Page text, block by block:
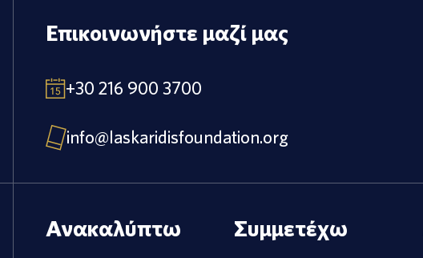
Επικοινωνήστε μαζί μας
+30 216 900 3700
info@laskaridisfoundation.org
Ανακαλύπτω Συμμετέχω